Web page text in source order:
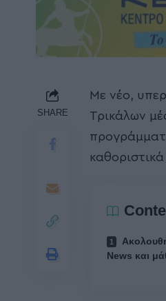
SHARE
Με νέο,
Τρικάλων
News και